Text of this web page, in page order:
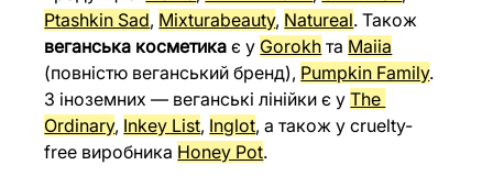
Ptashkin Sad, Mixturabeauty, Natureal. Також
веганська косметика є у Gorokh та Maiia
(повністю веганський бренд), Pumpkin Family.
З іноземних — веганські лінійки є у The
Ordinary, Inkey List, Inglot, а також у cruelty-
free виробника Honey Pot.